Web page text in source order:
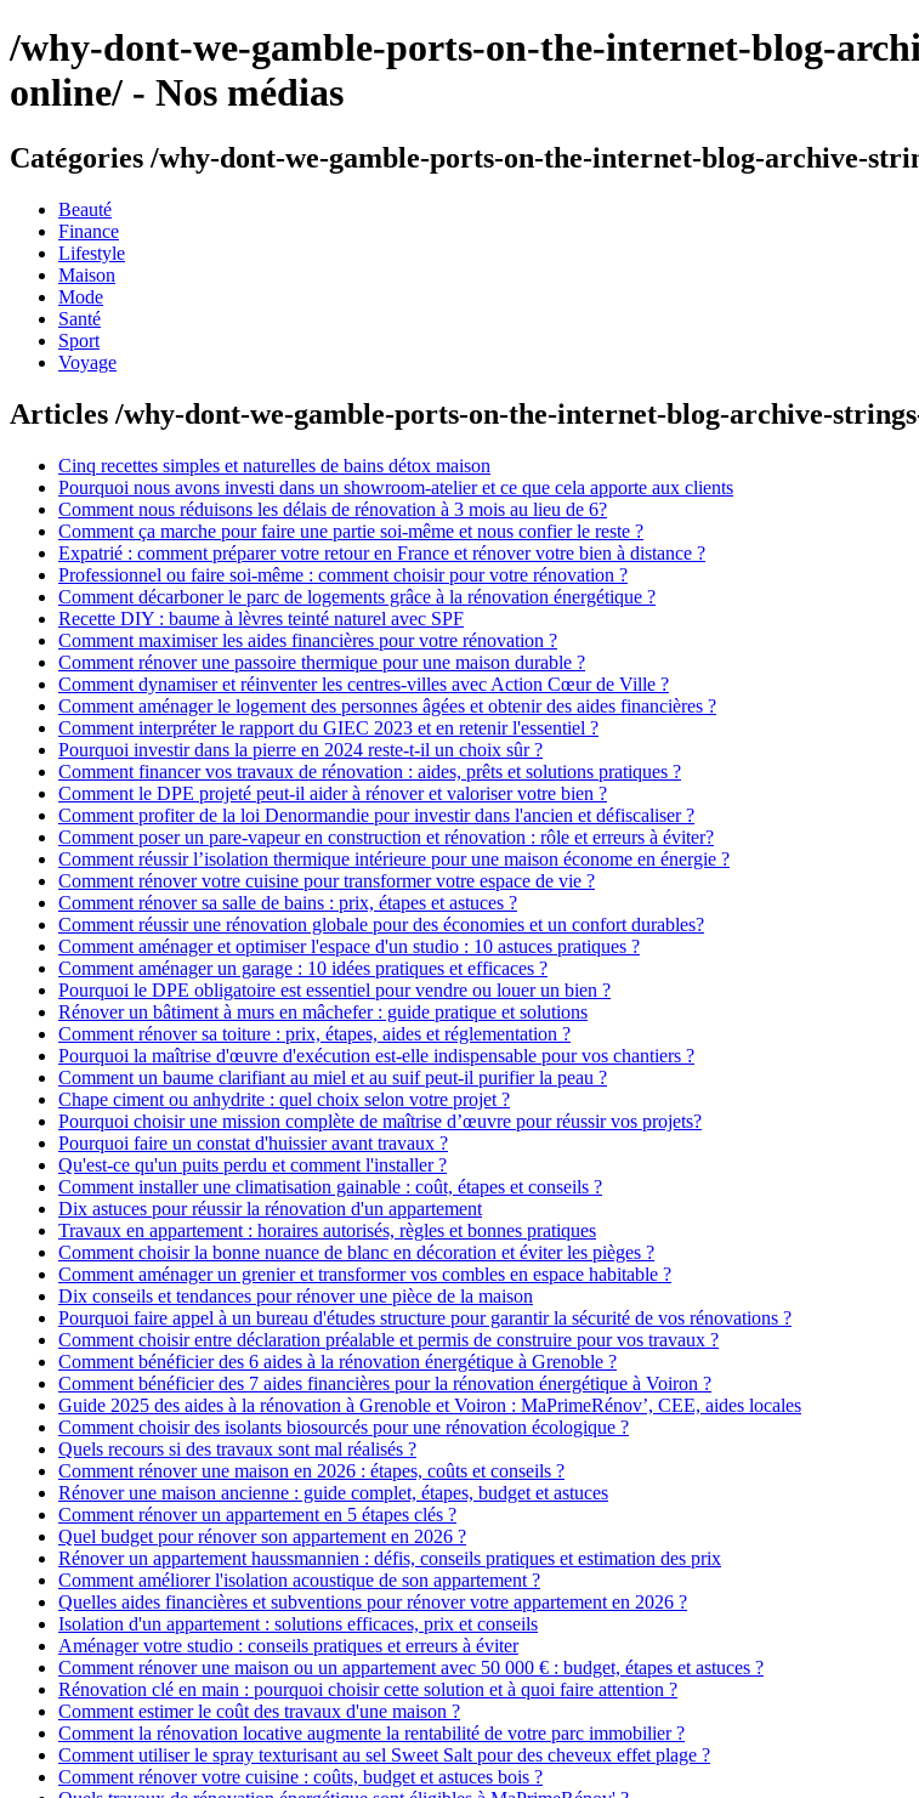
/why-dont-we-gamble-ports-on-the-internet-blog-
online/ - Nos médias
Catégories /why-dont-we-gamble-ports-on-the-internet-blog-archive-
Beauté
Finance
Lifestyle
Maison
Mode
Santé
Sport
Voyage
Articles /why-dont-we-gamble-ports-on-the-internet-blog-archive-
Cinq recettes simples et naturelles de bains détox maison
Pourquoi nous avons investi dans un showroom-atelier et ce que cela apporte aux clients
Comment nous réduisons les délais de rénovation à 3 mois au lieu de 6?
Comment ça marche pour faire une partie soi-même et nous confier le reste ?
Expatrié : comment préparer votre retour en France et rénover votre bien à distance ?
Professionnel ou faire soi-même : comment choisir pour votre rénovation ?
Comment décarboner le parc de logements grâce à la rénovation énergétique ?
Recette DIY : baume à lèvres teinté naturel avec SPF
Comment maximiser les aides financières pour votre rénovation ?
Comment rénover une passoire thermique pour une maison durable ?
Comment dynamiser et réinventer les centres-villes avec Action Cœur de Ville ?
Comment aménager le logement des personnes âgées et obtenir des aides financières ?
Comment interpréter le rapport du GIEC 2023 et en retenir l'essentiel ?
Pourquoi investir dans la pierre en 2024 reste-t-il un choix sûr ?
Comment financer vos travaux de rénovation : aides, prêts et solutions pratiques ?
Comment le DPE projeté peut-il aider à rénover et valoriser votre bien ?
Comment profiter de la loi Denormandie pour investir dans l'ancien et défiscaliser ?
Comment poser un pare-vapeur en construction et rénovation : rôle et erreurs à éviter?
Comment réussir l’isolation thermique intérieure pour une maison économe en énergie ?
Comment rénover votre cuisine pour transformer votre espace de vie ?
Comment rénover sa salle de bains : prix, étapes et astuces ?
Comment réussir une rénovation globale pour des économies et un confort durables?
Comment aménager et optimiser l'espace d'un studio : 10 astuces pratiques ?
Comment aménager un garage : 10 idées pratiques et efficaces ?
Pourquoi le DPE obligatoire est essentiel pour vendre ou louer un bien ?
Rénover un bâtiment à murs en mâchefer : guide pratique et solutions
Comment rénover sa toiture : prix, étapes, aides et réglementation ?
Pourquoi la maîtrise d'œuvre d'exécution est-elle indispensable pour vos chantiers ?
Comment un baume clarifiant au miel et au suif peut-il purifier la peau ?
Chape ciment ou anhydrite : quel choix selon votre projet ?
Pourquoi choisir une mission complète de maîtrise d’œuvre pour réussir vos projets?
Pourquoi faire un constat d'huissier avant travaux ?
Qu'est-ce qu'un puits perdu et comment l'installer ?
Comment installer une climatisation gainable : coût, étapes et conseils ?
Dix astuces pour réussir la rénovation d'un appartement
Travaux en appartement : horaires autorisés, règles et bonnes pratiques
Comment choisir la bonne nuance de blanc en décoration et éviter les pièges ?
Comment aménager un grenier et transformer vos combles en espace habitable ?
Dix conseils et tendances pour rénover une pièce de la maison
Pourquoi faire appel à un bureau d'études structure pour garantir la sécurité de vos rénovations ?
Comment choisir entre déclaration préalable et permis de construire pour vos travaux ?
Comment bénéficier des 6 aides à la rénovation énergétique à Grenoble ?
Comment bénéficier des 7 aides financières pour la rénovation énergétique à Voiron ?
Guide 2025 des aides à la rénovation à Grenoble et Voiron : MaPrimeRénov’, CEE, aides locales
Comment choisir des isolants biosourcés pour une rénovation écologique ?
Quels recours si des travaux sont mal réalisés ?
Comment rénover une maison en 2026 : étapes, coûts et conseils ?
Rénover une maison ancienne : guide complet, étapes, budget et astuces
Comment rénover un appartement en 5 étapes clés ?
Quel budget pour rénover son appartement en 2026 ?
Rénover un appartement haussmannien : défis, conseils pratiques et estimation des prix
Comment améliorer l'isolation acoustique de son appartement ?
Quelles aides financières et subventions pour rénover votre appartement en 2026 ?
Isolation d'un appartement : solutions efficaces, prix et conseils
Aménager votre studio : conseils pratiques et erreurs à éviter
Comment rénover une maison ou un appartement avec 50 000 € : budget, étapes et astuces ?
Rénovation clé en main : pourquoi choisir cette solution et à quoi faire attention ?
Comment estimer le coût des travaux d'une maison ?
Comment la rénovation locative augmente la rentabilité de votre parc immobilier ?
Comment utiliser le spray texturisant au sel Sweet Salt pour des cheveux effet plage ?
Comment rénover votre cuisine : coûts, budget et astuces bois ?